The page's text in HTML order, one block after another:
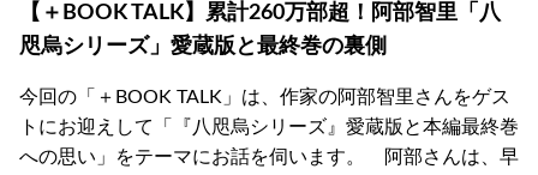
【＋BOOK TALK】累計260万部超！阿部智里「八
咫烏シリーズ」愛蔵版と最終巻の裏側
今回の「＋BOOK TALK」は、作家の阿部智里さんをゲス
トにお迎えして「『八咫烏シリーズ』愛蔵版と本編最終巻
への思い」をテーマにお話を伺います。 阿部さんは、早